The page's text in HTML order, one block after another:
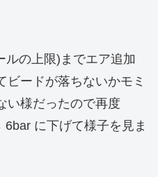
ルの上限)までエア追加
ビードが落ちないかモミ
い様だったので再度
に下げて様子を見ま